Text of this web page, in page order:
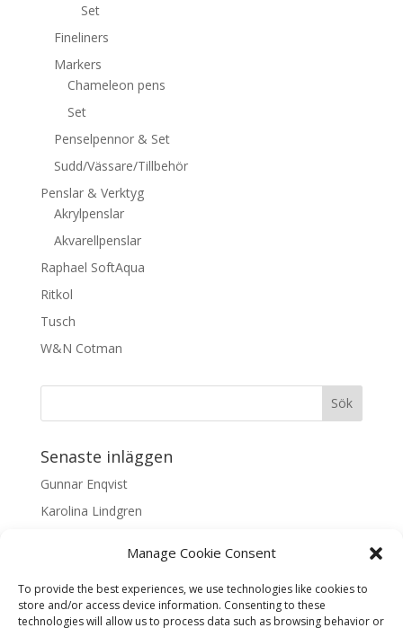
Manage Cookie Consent
To provide the best experiences, we use technologies like cookies to
store and/or access device information. Consenting to these
technologies will allow us to process data such as browsing behavior or
Set
Fineliners
Markers
Chameleon pens
Set
Penselpennor & Set
Sudd/Vässare/Tillbehör
Penslar & Verktyg
Akrylpenslar
Akvarellpenslar
Raphael SoftAqua
Ritkol
Tusch
W&N Cotman
Senaste inläggen
Gunnar Enqvist
Karolina Lindgren
Samaneh Shabani Åhrling